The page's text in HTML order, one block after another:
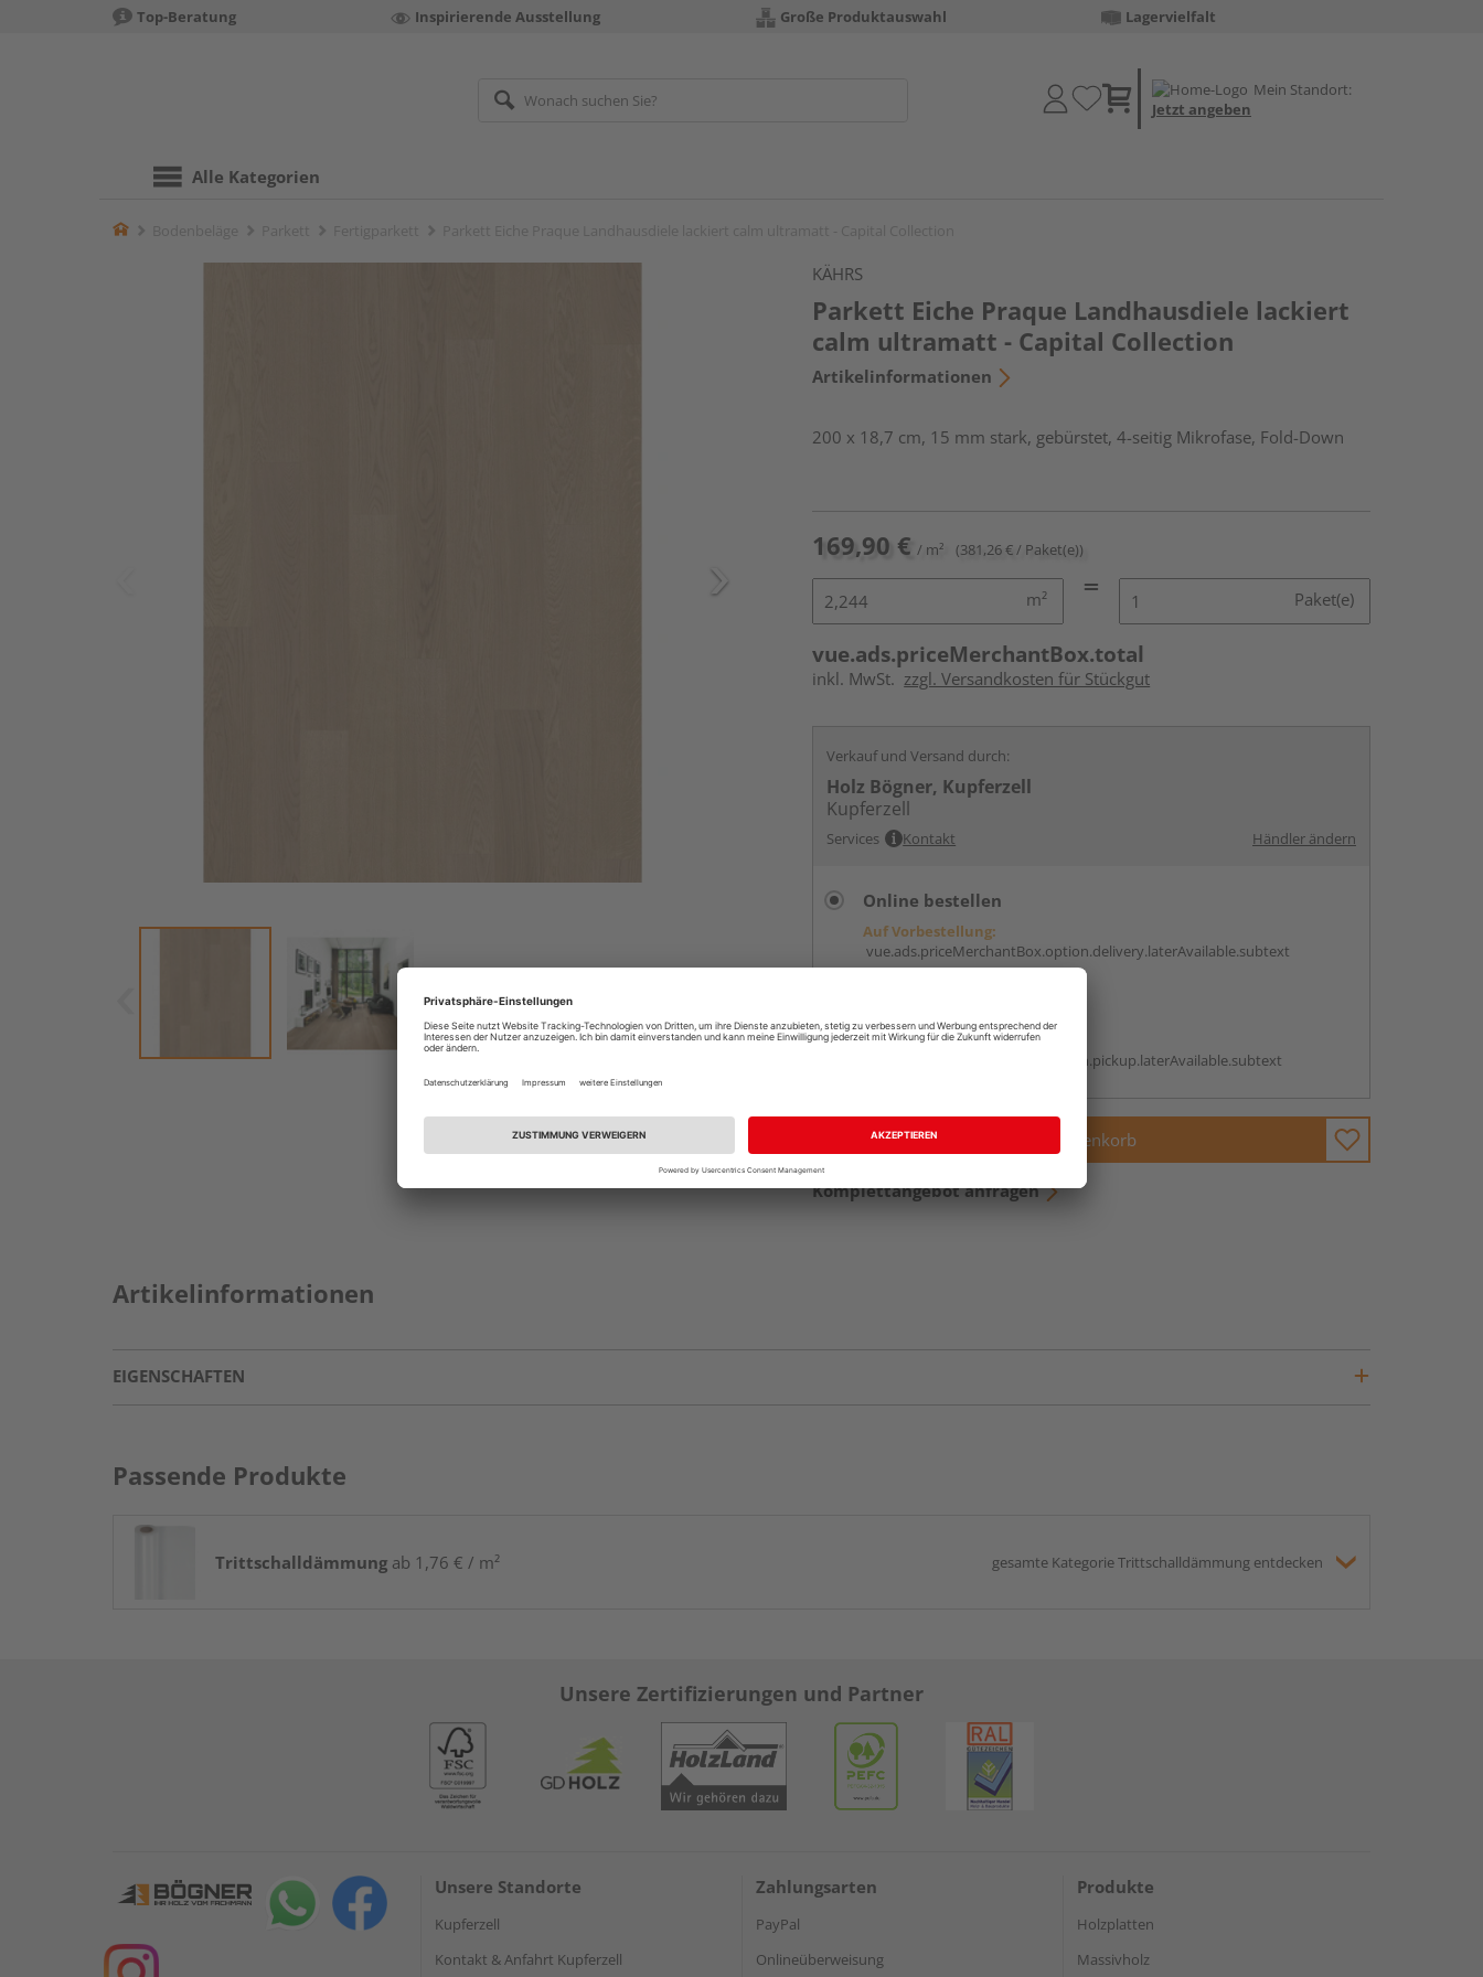
Top-Beratung Inspirierende Ausstellung Große Produktauswahl Lagervielfalt
Mein Standort:
Jetzt angeben
Alle Kategorien
Home
KÄHRS
Parkett Eiche Praque Landhausdiele lackiert
calm ultramatt - Capital Collection
Artikelinformationen
200 x 18,7 cm, 15 mm stark, gebürstet, 4-seitig Mikrofase, Fold-Down
169,90 € / m² (381,26 € / Paket(e))
m² Paket(e)
vue.ads.priceMerchantBox.total
inkl. MwSt. zzgl. Versandkosten für Stückgut
Verkauf und Versand durch:
Holz Bögner, Kupferzell
Kupferzell
Services Kontakt Händler ändern
Online bestellen
Auf Vorbestellung:
vue.ads.priceMerchantBox.option.delivery.laterAvailable.subtext
Auf Vorbestellung:
vue.ads.priceMerchantBox.option.pickup.laterAvailable.subtext
In den Warenkorb
Komplettangebot anfragen
Artikelinformationen
EIGENSCHAFTEN
Passende Produkte
Trittschalldämmung ab 1,76 € / m² gesamte Kategorie Trittschalldämmung entdecken
Unsere Zertifizierungen und Partner
Unsere Standorte
Kupferzell
Kontakt & Anfahrt Kupferzell
Zahlungsarten
PayPal
Onlineüberweisung
Produkte
Holzplatten
Massivholz